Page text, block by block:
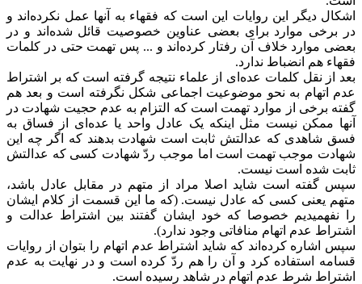
اشکال دیگر این روایات این است که فقهاء به آنها عمل نکرده‌اند و
در برخی موارد برای بعضی عناوین خصوصیت قائل شده‌اند و در
بعضی موارد خلاف آن رفتار کرده‌اند و ... پس تهمت حتی در کلمات
فقهاء هم انضباط ندارد.
بعد از نقل کلمات عده‌ای از علماء نتیجه گرفته است که بر اشتراط
عدم اتهام به نحو موضوعیت اجماعی شکل نگرفته است و بعد هم
گفته برخی از موارد تهمت است که التزام به عدم حجیت شهادت در
آنها ممکن نیست مثل اینکه یک عادل واحد یا عده‌ای از فساق به
فسق شاهدی که عدالتش ثابت است شهادت بدهند که اگر چه این
شهادت موجب تهمت است اما موجب ردّ شهادت کسی که عدالتش
ثابت شده است نیست.
سپس گفته است شاید اصلا مراد از متهم در مقابل عادل باشد،
متهم یعنی کسی که عادل نیست. (که ما این قسمت از کلام ایشان
را نفهمیدیم خصوصا که خود ایشان گفتند بین اشتراط عدالت و
اشتراط عدم اتهام منافاتی وجود ندارد).
سپس اشاره کرده‌اند که شاید اشتراط عدم اتهام را بتوان از روایات
قسامه استفاده کرد و آن را هم ردّ کرده است و در نهایت به عدم
اشتراط شرط عدم اتهام در شاهد رسیده است.